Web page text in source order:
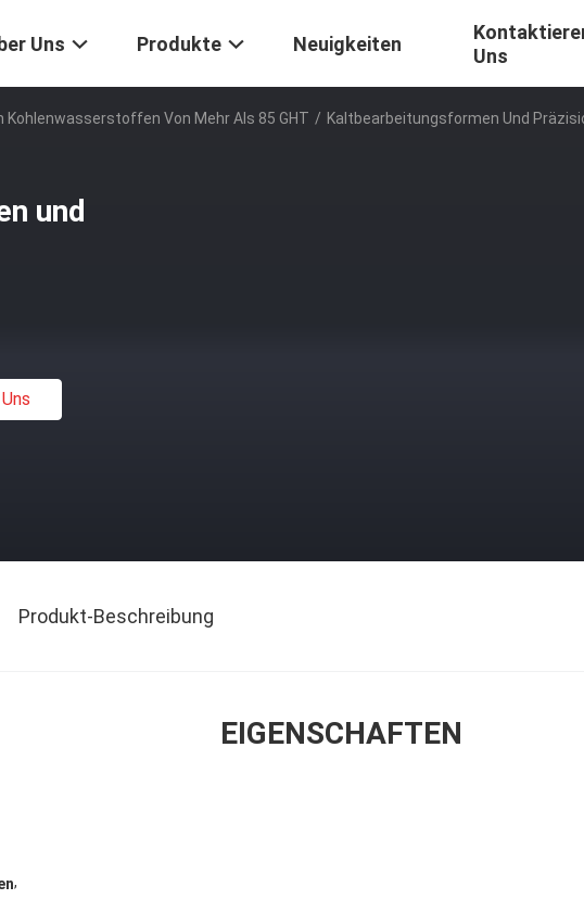
Uns Produkte Neuigkeiten
Uns
Kohlenwasserstoffen Von Mehr Als 85 GHT / Kaltbearbeitungsformen Und
und
Produkt-Beschreibung
EIGENSCHAFTEN
,